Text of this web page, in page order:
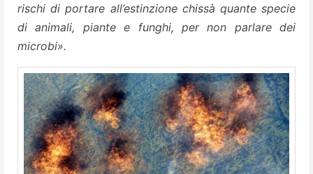
rischi di portare all’estinzione chissà quante specie
di animali, piante e funghi, per non parlare dei
microbi».